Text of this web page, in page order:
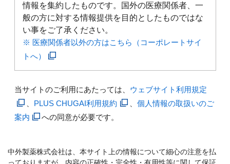
情報を集約したものです。国外の医療関係者、一
般の方に対する情報提供を目的としたものではな
い事をご了承ください。
※ 医療関係者以外の方はこちら（コーポレートサイ
トへ）
当サイトのご利用にあたっては、 ウェブサイト利用規定
PLUS CHUGAI利用規約
個人情報の取扱いのご
案内
への同意が必要です。
中外製薬株式会社は、本サイト上の情報について細心の注意を払
っておりますが、内容の正確性・完全性・有用性等に関して保証